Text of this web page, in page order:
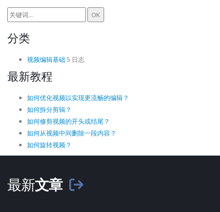
分类
视频编辑基础 5 日志
最新教程
如何优化视频以实现更流畅的编辑？
如何拆分剪辑？
如何修剪视频的开头或结尾？
如何从视频中间删除一段内容？
如何旋转视频？
最新文章